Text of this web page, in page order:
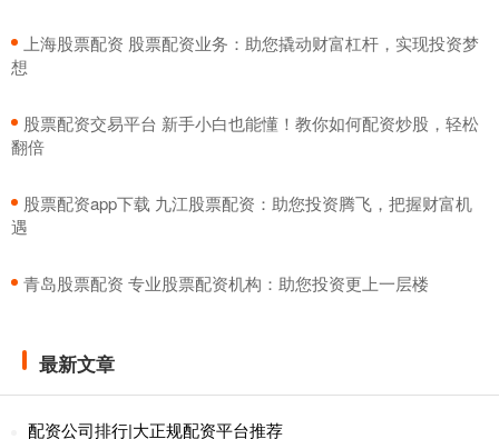
​上海股票配资 股票配资业务：助您撬动财富杠杆，实现投资梦
想
​股票配资交易平台 新手小白也能懂！教你如何配资炒股，轻松
翻倍
​股票配资app下载 九江股票配资：助您投资腾飞，把握财富机
遇
​青岛股票配资 专业股票配资机构：助您投资更上一层楼
最新文章
配资公司排行|大正规配资平台推荐